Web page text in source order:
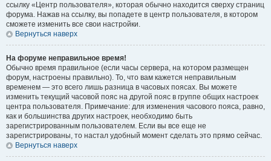
ссылку «Центр пользователя», которая обычно находится сверху страниц
форума. Нажав на ссылку, вы попадете в центр пользователя, в котором
сможете изменить все свои настройки.
Вернуться наверх
На форуме неправильное время!
Обычно время правильное (если часы сервера, на котором размещен
форум, настроены правильно). То, что вам кажется неправильным
временем — это всего лишь разница в часовых поясах. Вы можете
изменить текущий часовой пояс на другой пояс в группе общих настроек
центра пользователя. Примечание: для изменения часового пояса, равно,
как и большинства других настроек, необходимо быть
зарегистрированным пользователем. Если вы все еще не
зарегистрированы, то настал удобный момент сделать это прямо сейчас.
Вернуться наверх